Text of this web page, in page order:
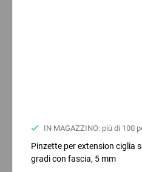
IN MAGAZZINO: più di 100
Pinzette per extension ciglia
gradi con fascia, 5 mm